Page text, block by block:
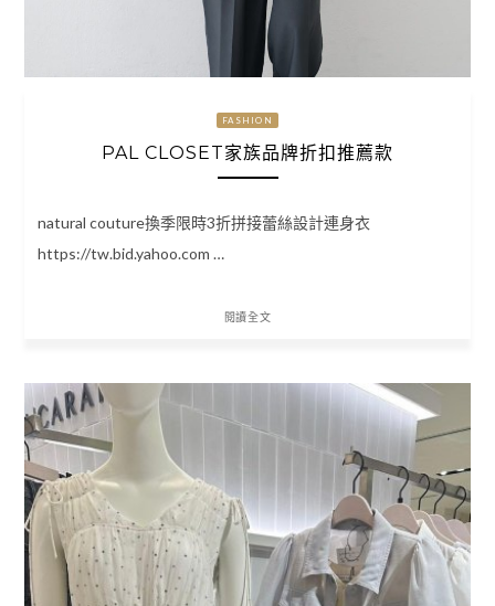
FASHION
PAL CLOSET家族品牌折扣推薦款
natural couture換季限時3折拼接蕾絲設計連身衣
https://tw.bid.yahoo.com …
閱讀全文